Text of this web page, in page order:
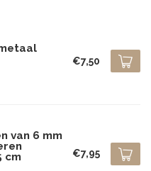
€7,50
van 6 mm
cm
€7,95